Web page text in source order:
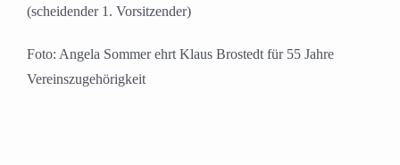
(scheidender 1. Vorsitzender)
Foto: Angela Sommer ehrt Klaus Brostedt für 55 Jahre
Vereinszugehörigkeit